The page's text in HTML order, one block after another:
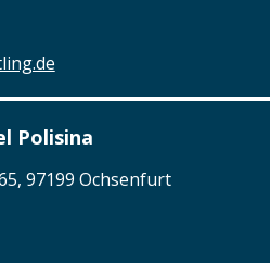
Polisina
97199 Ochsenfurt